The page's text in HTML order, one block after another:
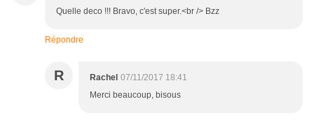
Quelle deco !!! Bravo, c'est super.<br /> Bzz
Répondre
R Rachel 07/11/2017 18:41
Merci beaucoup, bisous